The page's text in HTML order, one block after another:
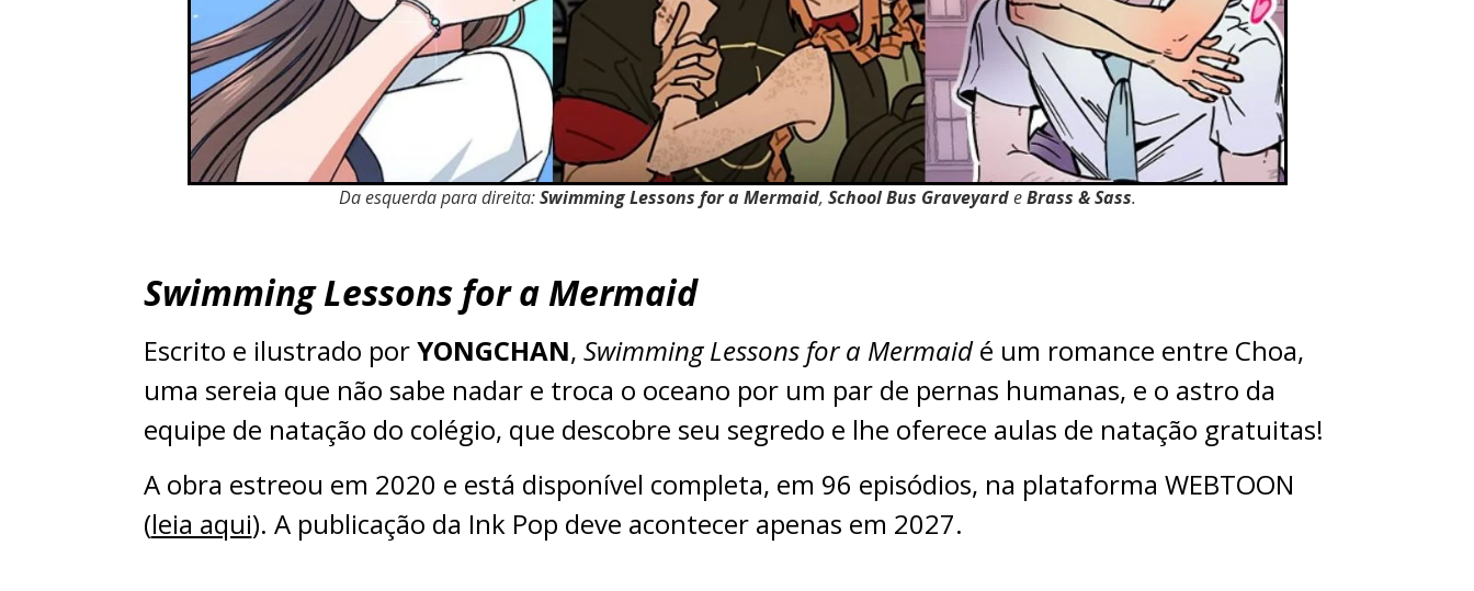
Da esquerda para direita:Swimming Lessons for a Mermaid, School Bus GraveyardeBrass & Sass.
Swimming Lessons for a Mermaid
Escrito e ilustrado porYONGCHAN, Swimming Lessons for a Mermaidé um romance entre Choa,
uma sereia que não sabe nadar e troca o oceano por um par de pernas humanas, e o astro da
equipe de natação do colégio, que descobre seu segredo e lhe oferece aulas de natação gratuitas!
A obra estreou em 2020 e está disponível completa, em 96 episódios, na plataforma WEBTOON
(leia aqui). A publicação da Ink Pop deve acontecer apenas em 2027.